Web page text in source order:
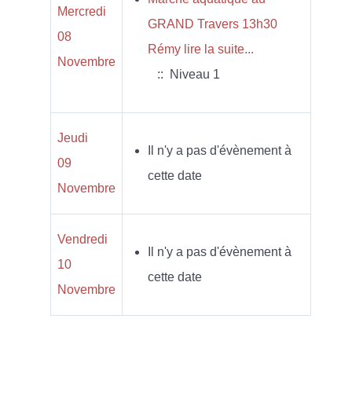
Mercredi
08
Novembre
GRAND Travers 13h30
Rémy lire la suite...
:: Niveau 1
Jeudi
09
Novembre
Il n'y a pas d'évènement à
cette date
Vendredi
10
Novembre
Il n'y a pas d'évènement à
cette date